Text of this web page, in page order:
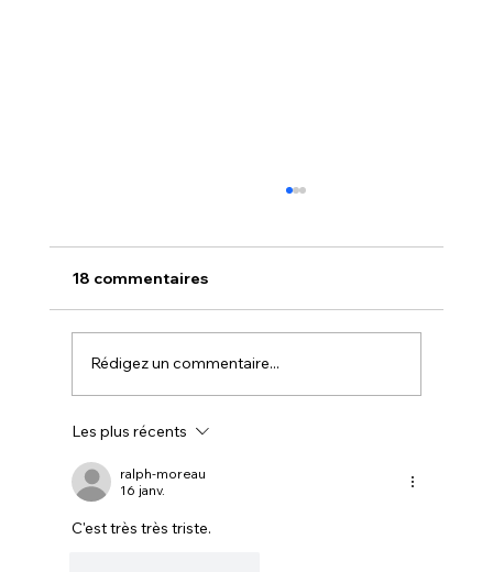
CANADIAN TIRE avec LA FERME
MONETTE
18 commentaires
Rédigez un commentaire...
Les plus récents
ralph-moreau
16 janv.
C'est très très triste.